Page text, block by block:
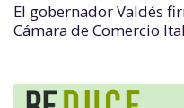
El gobernador Valdés
Cámara de Comercio